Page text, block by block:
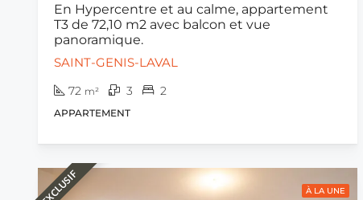
En Hypercentre et au calme, appartement
T3 de 72,10 m2 avec balcon et vue
panoramique.
SAINT-GENIS-LAVAL
72 m² 3 2
APPARTEMENT
À LA UNE
EXCLUSIF